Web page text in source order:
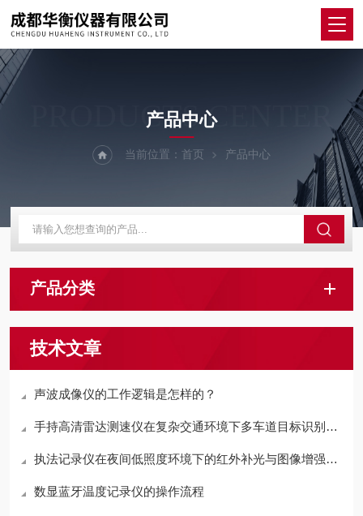
PRODUCTS CENTER
产品中心
当前位置： 首页 产品中心
产品分类
技术文章
声波成像仪的工作逻辑是怎样的？
手持高清雷达测速仪在复杂交通环境下多车道目标识别与锁定技术
执法记录仪在夜间低照度环境下的红外补光与图像增强技术分析
数显蓝牙温度记录仪的操作流程